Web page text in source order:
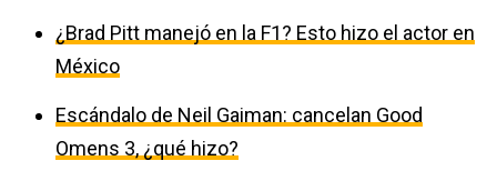
¿Brad Pitt manejó en la F1? Esto hizo el actor en
México
Escándalo de Neil Gaiman: cancelan Good
Omens 3, ¿qué hizo?